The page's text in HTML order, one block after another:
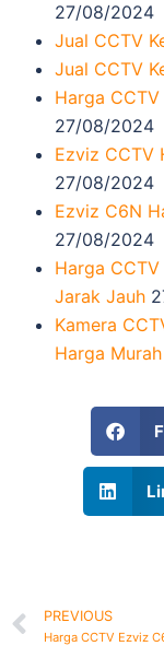
27/08/2024
Jual CCTV
Jual CCTV
Harga
27/08/2024
Ezviz CCTV
27/08/2024
Ezviz C6N
27/08/2024
Harga
Jarak Jauh
Kamera
Harga Murah
PREVIOUS
Harga CCTV Ezviz